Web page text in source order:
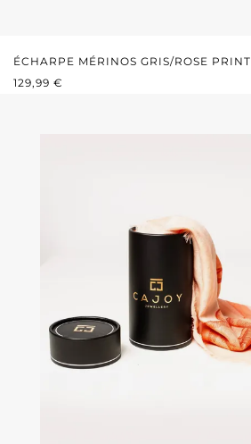
ÉCHARPE MÉRINOS GRIS/ROSE PRINT
PRIX RÉGULIER :
129,99 €